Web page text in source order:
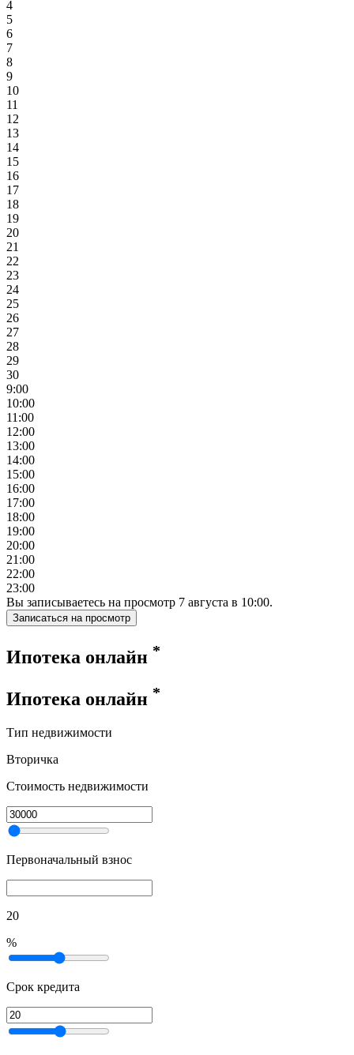
4
5
6
7
8
9
10
11
12
13
14
15
16
17
18
19
20
21
22
23
24
25
26
27
28
29
30
9:00
10:00
11:00
12:00
13:00
14:00
15:00
16:00
17:00
18:00
19:00
20:00
21:00
22:00
23:00
Вы записываетесь на просмотр 7 августа в 10:00.
Записаться на просмотр
Ипотека онлайн *
Ипотека онлайн *
Тип недвижимости
Вторичка
Стоимость недвижимости
Первоначальный взнос
20
%
Срок кредита